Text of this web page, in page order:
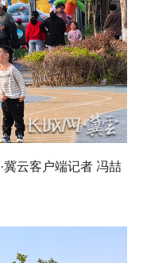
云客户端记者 冯喆